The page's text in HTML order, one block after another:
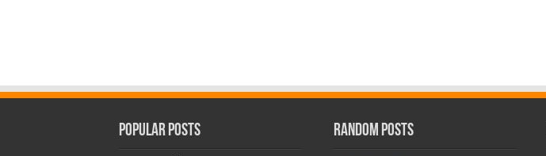
Popular Posts Random Posts